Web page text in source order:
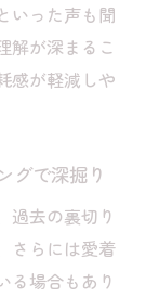
いった声も聞
解が深まるこ
感が軽減しや
グで深掘り
過去の裏切り
さらには愛着
る場合もあり